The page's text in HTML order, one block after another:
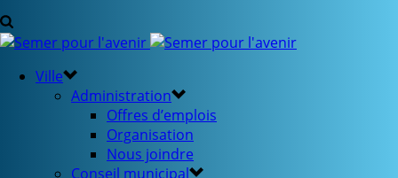
Ville
Administration
Offres d’emplois
Organisation
Nous joindre
Conseil municipal